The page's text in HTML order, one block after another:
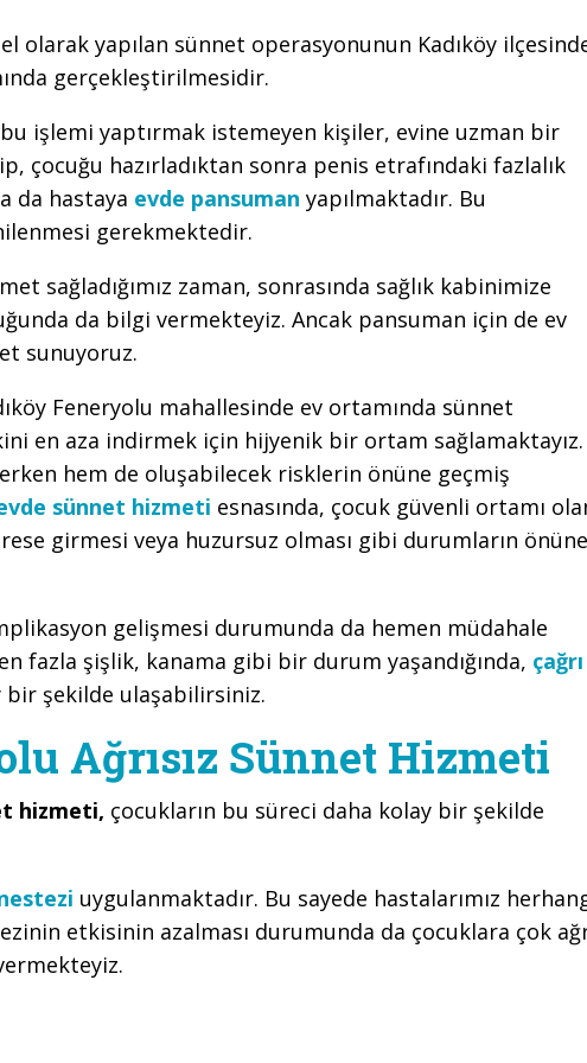
olarak yapılan sünnet operasyonunun Kadıköy
gerçekleştirilmesidir.
işlemi yaptırmak istemeyen kişiler, evine uzman bir
çocuğu hazırladıktan sonra penis etrafındaki fazlalık
da hastaya evde pansuman yapılmaktadır. Bu
gerekmektedir.
sağladığımız zaman, sonrasında sağlık kabinimize
da bilgi vermekteyiz. Ancak pansuman için de ev
sunuyoruz.
Feneryolu mahallesinde ev ortamında sünnet
en aza indirmek için hijyenik bir ortam sağlamaktayız.
hem de oluşabilecek risklerin önüne geçmiş
sünnet hizmeti esnasında, çocuk güvenli ortamı
girmesi veya huzursuz olması gibi durumların önüne
gelişmesi durumunda da hemen müdahale
fazla şişlik, kanama gibi bir durum yaşandığında, çağrı
şekilde ulaşabilirsiniz.
Ağrısız Sünnet Hizmeti
hizmeti, çocukların bu süreci daha kolay bir şekilde
uygulanmaktadır. Bu sayede hastalarımız
etkisinin azalması durumunda da çocuklara çok